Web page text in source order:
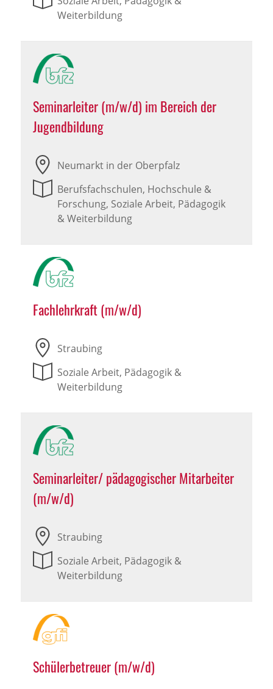
Weiterbildung
Seminarleiter (m/w/d) im Bereich der
Jugendbildung
Neumarkt in der Oberpfalz
Berufsfachschulen, Hochschule &
Forschung, Soziale Arbeit, Pädagogik
& Weiterbildung
Fachlehrkraft (m/w/d)
Straubing
Soziale Arbeit, Pädagogik &
Weiterbildung
Seminarleiter/ pädagogischer Mitarbeiter
(m/w/d)
Straubing
Soziale Arbeit, Pädagogik &
Weiterbildung
Schülerbetreuer (m/w/d)